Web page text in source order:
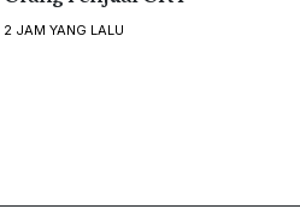
2 JAM YANG LALU